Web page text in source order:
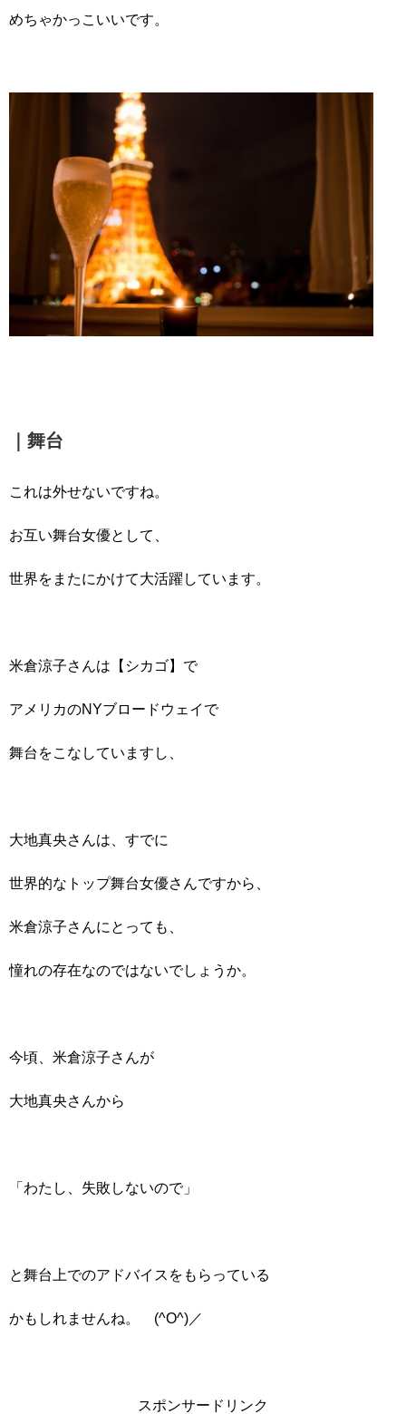
めちゃかっこいいです。
｜舞台
これは外せないですね。
お互い舞台女優として、
世界をまたにかけて大活躍しています。
米倉涼子さんは【シカゴ】で
アメリカのNYブロードウェイで
舞台をこなしていますし、
大地真央さんは、すでに
世界的なトップ舞台女優さんですから、
米倉涼子さんにとっても、
憧れの存在なのではないでしょうか。
今頃、米倉涼子さんが
大地真央さんから
「わたし、失敗しないので」
と舞台上でのアドバイスをもらっている
かもしれませんね。 (^O^)／
スポンサードリンク